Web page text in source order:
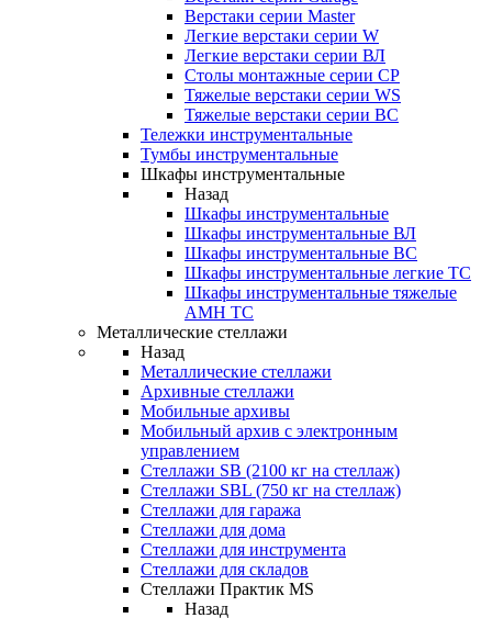
Верстаки серии Master
Легкие верстаки серии W
Легкие верстаки серии ВЛ
Столы монтажные серии СР
Тяжелые верстаки серии WS
Тяжелые верстаки серии ВС
Тележки инструментальные
Тумбы инструментальные
Шкафы инструментальные
Назад
Шкафы инструментальные
Шкафы инструментальные ВЛ
Шкафы инструментальные ВС
Шкафы инструментальные легкие ТС
Шкафы инструментальные тяжелые
AMH TC
Металлические стеллажи
Назад
Металлические стеллажи
Архивные стеллажи
Мобильные архивы
Мобильный архив с электронным
управлением
Стеллажи SB (2100 кг на стеллаж)
Стеллажи SBL (750 кг на стеллаж)
Стеллажи для гаража
Стеллажи для дома
Стеллажи для инструмента
Стеллажи для складов
Стеллажи Практик MS
Назад